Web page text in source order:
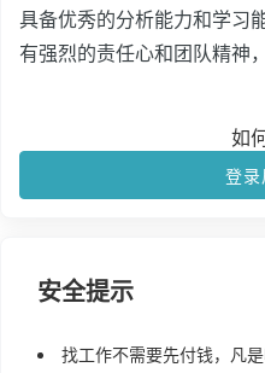
具备优秀的分析能力和学习能
有强烈的责任心和团队精神
如
登
安全提示
找工作不需要先付钱，凡